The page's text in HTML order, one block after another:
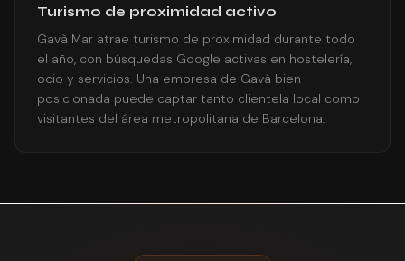
Turismo de proximidad activo
Gavà Mar atrae turismo de proximidad durante todo
el año, con búsquedas Google activas en hostelería,
ocio y servicios. Una empresa de Gavà bien
posicionada puede captar tanto clientela local como
visitantes del área metropolitana de Barcelona.